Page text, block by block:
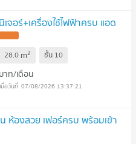
จอร์+เครื่องใช้ไฟฟ้าครบ แอด
28.0 m2 ชั้น 10
บาท/เดือน
07/08/2026 13:37:21
ห้องสวย เฟอร์ครบ พร้อมเข้า